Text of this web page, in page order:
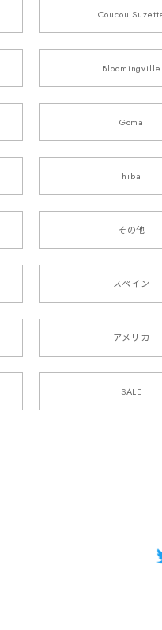
Coucou
Bloomingville
Goma
hiba
その他
スペイン
アメリカ
SALE